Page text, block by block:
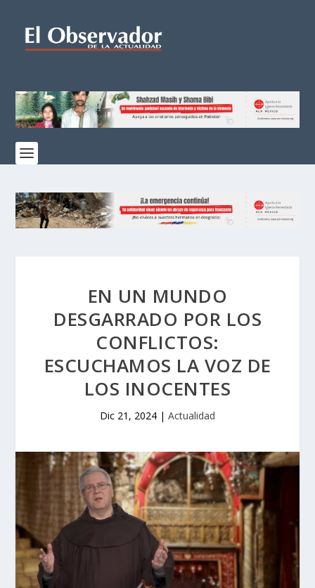
EN UN MUNDO
DESGARRADO POR LOS
CONFLICTOS:
ESCUCHAMOS LA VOZ DE
LOS INOCENTES
Dic 21, 2024 | Actualidad